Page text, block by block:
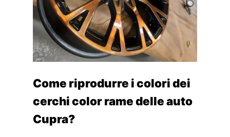
Come riprodurre i colori dei
cerchi color rame delle auto
Cupra?